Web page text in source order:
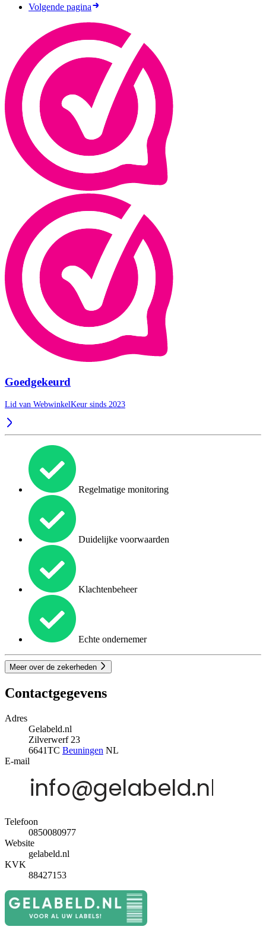
Volgende pagina
Goedgekeurd
Lid van WebwinkelKeur sinds 2023
Regelmatige monitoring
Duidelijke voorwaarden
Klachtenbeheer
Echte ondernemer
Meer over de zekerheden
Contactgegevens
Adres
Gelabeld.nl
Zilverwerf 23
6641TC Beuningen NL
E-mail
Telefoon
0850080977
Website
gelabeld.nl
KVK
88427153